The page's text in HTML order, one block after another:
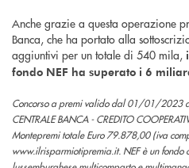
Anche grazie a questa operazione
Banca, che ha portato alla
aggiuntivi per un totale di 540 mila,
fondo NEF ha superato i 6
Concorso a premi valido dal 01/01/2023
CENTRALE BANCA - CREDITO
Montepremi totale Euro 79.878,00 (iva
www.ilrisparmiotipremia.it. NEF è un fondo